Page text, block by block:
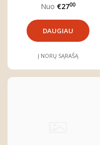
Nuo €2700
DAUGIAU
Į NORŲ SĄRAŠĄ